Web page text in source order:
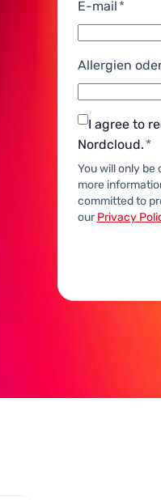
E-mail *
Allergien
I agree to
Nordcloud. *
You will only
more
committed to
our Privacy